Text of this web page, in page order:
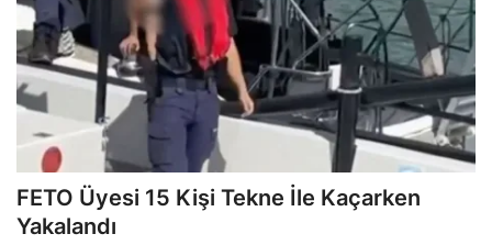
FETO Üyesi 15 Kişi Tekne İle Kaçarken
Yakalandı